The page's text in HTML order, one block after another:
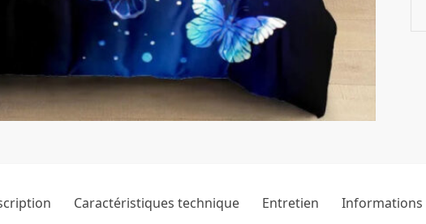
Caractéristiques technique Entretien Informations